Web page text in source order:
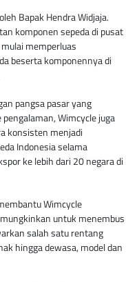
Bapak Hendra Widjaja.
komponen sepeda di pusat
memperluas
beserta komponennya di
pangsa pasar yang
Wimcycle juga
konsisten menjadi
Indonesia selama
ke lebih dari 20 negara di
Wimcycle
untuk menembus
salah satu rentang
hingga dewasa, model dan